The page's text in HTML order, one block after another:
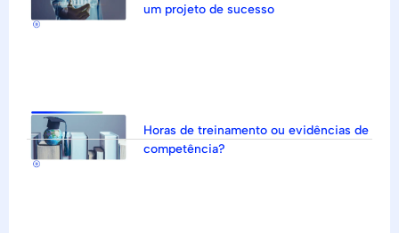
um projeto de sucesso
Horas de treinamento ou evidências de
competência?